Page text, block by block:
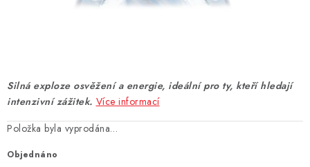
PŘÍSLUŠENSTVÍ
ZNAČKY
Silná exploze osvěžení a energie, ideální pro ty, kteří hledají
intenzivní zážitek. Více informací
Položka byla vyprodána…
Objednáno